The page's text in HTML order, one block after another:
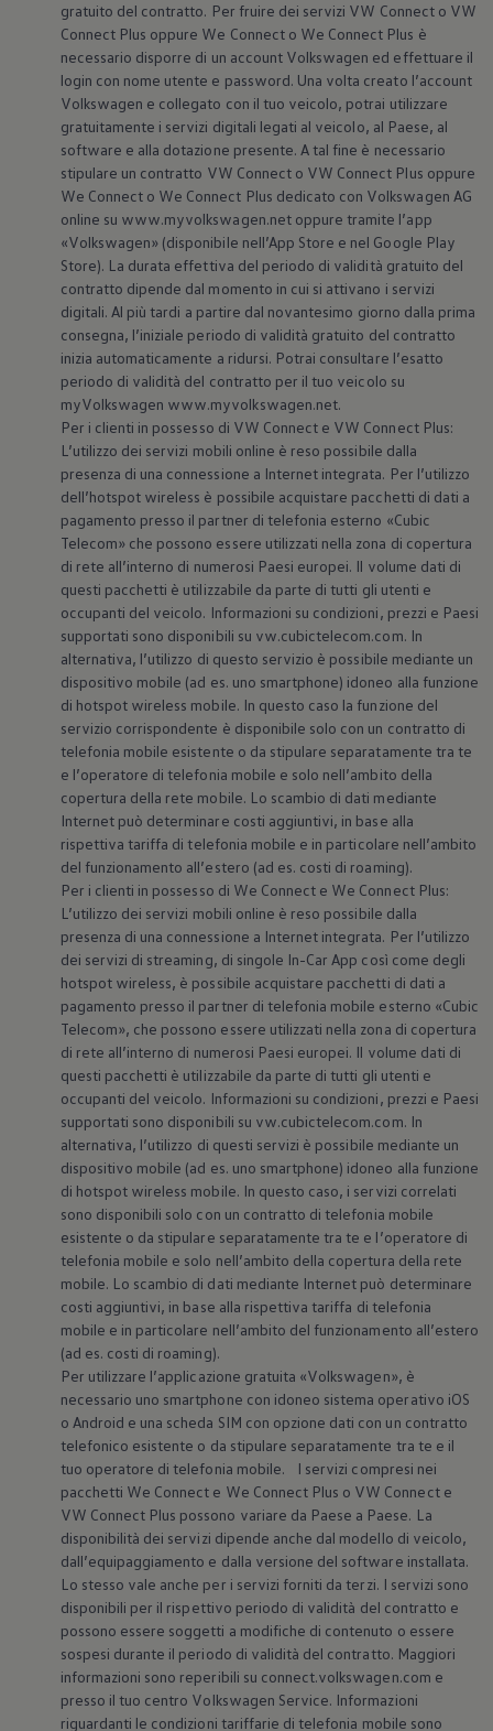
gratuito del contratto. Per fruire dei servizi VW Connect o VW
Connect Plus oppure We Connect o We Connect Plus è
necessario disporre di un account Volkswagen ed effettuare il
login con nome utente e password. Una volta creato l’account
Volkswagen e collegato con il tuo veicolo, potrai utilizzare
gratuitamente i servizi digitali legati al veicolo, al Paese, al
software e alla dotazione presente. A tal fine è necessario
stipulare un contratto VW Connect o VW Connect Plus oppure
We Connect o We Connect Plus dedicato con Volkswagen AG
online su www.myvolkswagen.net oppure tramite l’app
«Volkswagen» (disponibile nell’App Store e nel Google Play
Store). La durata effettiva del periodo di validità gratuito del
contratto dipende dal momento in cui si attivano i servizi
digitali. Al più tardi a partire dal novantesimo giorno dalla prima
consegna, l’iniziale periodo di validità gratuito del contratto
inizia automaticamente a ridursi. Potrai consultare l’esatto
periodo di validità del contratto per il tuo veicolo su
myVolkswagen www.myvolkswagen.net.
Per i clienti in possesso di VW Connect e VW Connect Plus:
L’utilizzo dei servizi mobili online è reso possibile dalla
presenza di una connessione a Internet integrata. Per l’utilizzo
dell’hotspot wireless è possibile acquistare pacchetti di dati a
pagamento presso il partner di telefonia esterno «Cubic
Telecom» che possono essere utilizzati nella zona di copertura
di rete all’interno di numerosi Paesi europei. Il volume dati di
questi pacchetti è utilizzabile da parte di tutti gli utenti e
occupanti del veicolo. Informazioni su condizioni, prezzi e Paesi
supportati sono disponibili su vw.cubictelecom.com. In
alternativa, l’utilizzo di questo servizio è possibile mediante un
dispositivo mobile (ad es. uno smartphone) idoneo alla funzione
di hotspot wireless mobile. In questo caso la funzione del
servizio corrispondente è disponibile solo con un contratto di
telefonia mobile esistente o da stipulare separatamente tra te
e l’operatore di telefonia mobile e solo nell’ambito della
copertura della rete mobile. Lo scambio di dati mediante
Internet può determinare costi aggiuntivi, in base alla
rispettiva tariffa di telefonia mobile e in particolare nell’ambito
del funzionamento all’estero (ad es. costi di roaming).
Per i clienti in possesso di We Connect e We Connect Plus:
L’utilizzo dei servizi mobili online è reso possibile dalla
presenza di una connessione a Internet integrata. Per l’utilizzo
dei servizi di streaming, di singole In-Car App così come degli
hotspot wireless, è possibile acquistare pacchetti di dati a
pagamento presso il partner di telefonia mobile esterno «Cubic
Telecom», che possono essere utilizzati nella zona di copertura
di rete all’interno di numerosi Paesi europei. Il volume dati di
questi pacchetti è utilizzabile da parte di tutti gli utenti e
occupanti del veicolo. Informazioni su condizioni, prezzi e Paesi
supportati sono disponibili su vw.cubictelecom.com. In
alternativa, l’utilizzo di questi servizi è possibile mediante un
dispositivo mobile (ad es. uno smartphone) idoneo alla funzione
di hotspot wireless mobile. In questo caso, i servizi correlati
sono disponibili solo con un contratto di telefonia mobile
esistente o da stipulare separatamente tra te e l’operatore di
telefonia mobile e solo nell’ambito della copertura della rete
mobile. Lo scambio di dati mediante Internet può determinare
costi aggiuntivi, in base alla rispettiva tariffa di telefonia
mobile e in particolare nell’ambito del funzionamento all’estero
(ad es. costi di roaming).
Per utilizzare l’applicazione gratuita «Volkswagen», è
necessario uno smartphone con idoneo sistema operativo iOS
o Android e una scheda SIM con opzione dati con un contratto
telefonico esistente o da stipulare separatamente tra te e il
tuo operatore di telefonia mobile. I servizi compresi nei
pacchetti We Connect e We Connect Plus o VW Connect e
VW Connect Plus possono variare da Paese a Paese. La
disponibilità dei servizi dipende anche dal modello di veicolo,
dall’equipaggiamento e dalla versione del software installata.
Lo stesso vale anche per i servizi forniti da terzi. I servizi sono
disponibili per il rispettivo periodo di validità del contratto e
possono essere soggetti a modifiche di contenuto o essere
sospesi durante il periodo di validità del contratto. Maggiori
informazioni sono reperibili su connect.volkswagen.com e
presso il tuo centro Volkswagen Service. Informazioni
riguardanti le condizioni tariffarie di telefonia mobile sono